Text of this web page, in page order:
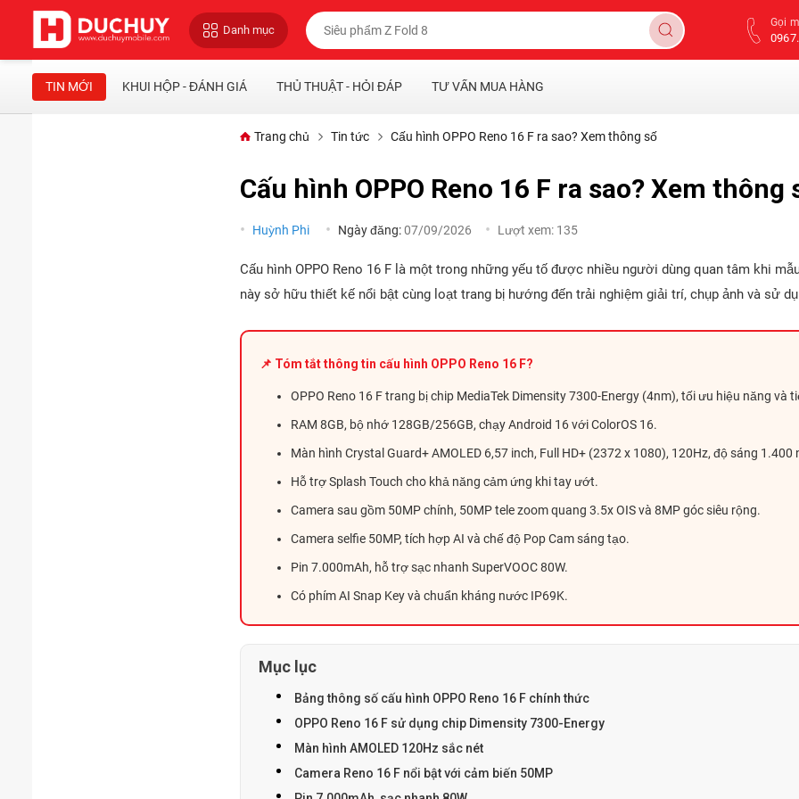
Danh mục
Gọi
TIN MỚI KHUI HỘP - ĐÁNH GIÁ THỦ THUẬT - HỎI ĐÁP TƯ VẤN MUA HÀNG
Trang chủ Tin tức Cấu hình OPPO Reno 16 F ra sao? Xem thông số
Cấu hình OPPO Reno 16 F ra sao? Xem thông
Huỳnh Phi Ngày đăng:07/09/2026 Lượt xem: 135
Cấu hình OPPO Reno 16 F là một trong những yếu tố được nhiều người dùng quan tâm khi
này sở hữu thiết kế nổi bật cùng loạt trang bị hướng đến trải nghiệm giải trí, chụp ảnh và sử
📌 Tóm tắt thông tin cấu hình OPPO Reno 16 F?
OPPO Reno 16 F trang bị chip MediaTek Dimensity 7300-Energy (4nm), tối ưu hiệu năng và
RAM 8GB, bộ nhớ 128GB/256GB, chạy Android 16 với ColorOS 16.
Màn hình Crystal Guard+ AMOLED 6,57 inch, Full HD+ (2372 x 1080), 120Hz, độ sáng 1.400
Hỗ trợ Splash Touch cho khả năng cảm ứng khi tay ướt.
Camera sau gồm 50MP chính, 50MP tele zoom quang 3.5x OIS và 8MP góc siêu rộng.
Camera selfie 50MP, tích hợp AI và chế độ Pop Cam sáng tạo.
Pin 7.000mAh, hỗ trợ sạc nhanh SuperVOOC 80W.
Có phím AI Snap Key và chuẩn kháng nước IP69K.
Mục lục
Bảng thông số cấu hình OPPO Reno 16 F chính thức
OPPO Reno 16 F sử dụng chip Dimensity 7300-Energy
Màn hình AMOLED 120Hz sắc nét
Camera Reno 16 F nổi bật với cảm biến 50MP